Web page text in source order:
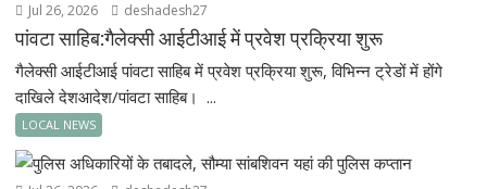
Jul 26, 2026 deshadesh27
पांवटा साहिब:गैलेक्सी आईटीआई में प्रवेश प्रक्रिया शुरू
गैलेक्सी आईटीआई पांवटा साहिब में प्रवेश प्रक्रिया शुरू, विभिन्न ट्रेडों में होंगे
दाखिले देशआदेश/पांवटा साहिब। ...
LOCAL NEWS